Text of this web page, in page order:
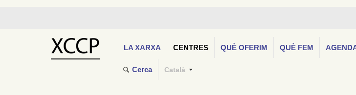
LA XARXA CENTRES QUÈ OFERIM QUÈ FEM
Cerca Català